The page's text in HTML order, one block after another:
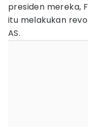
presiden mereka,
itu melakukan
AS.